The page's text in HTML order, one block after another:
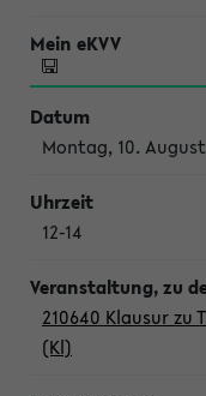
Montag, 10.
12-14
210640 Klausur zu
(Kl)